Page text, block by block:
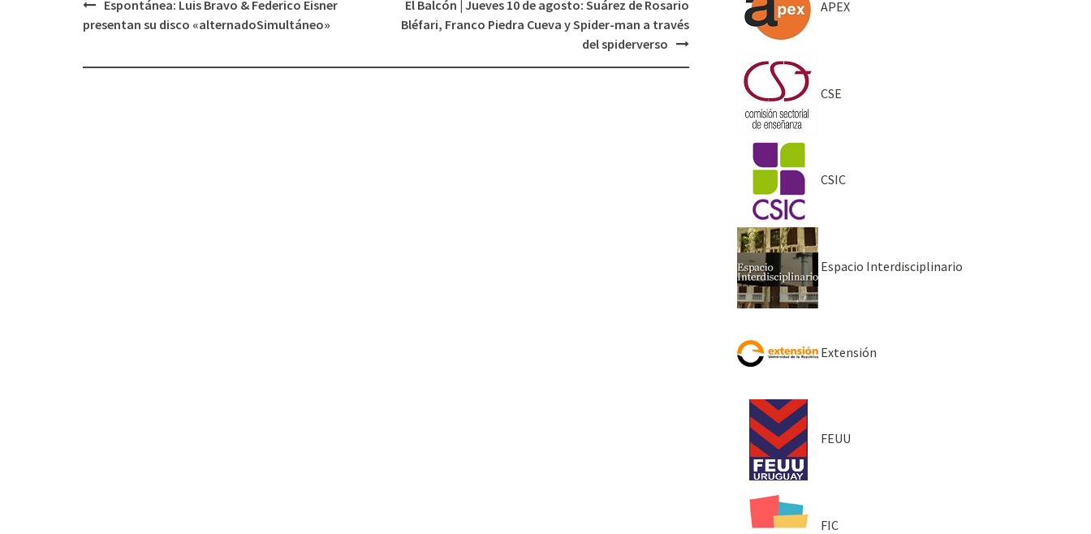
volumen.
Navegación
de
Espontánea: Luis Bravo & Federico Eisner
presentan su disco «alternadoSimultáneo»
El Balcón | Jueves 10 de agosto: Suárez de Rosario
Bléfari, Franco Piedra Cueva y Spider-man a través
del spiderverso
APEX
CSE
CSIC
Espacio Interdisciplinario
Extensión
FEUU
FIC